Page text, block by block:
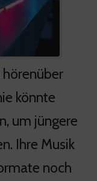
könnte
um jüngere
Ihre Musik
noch